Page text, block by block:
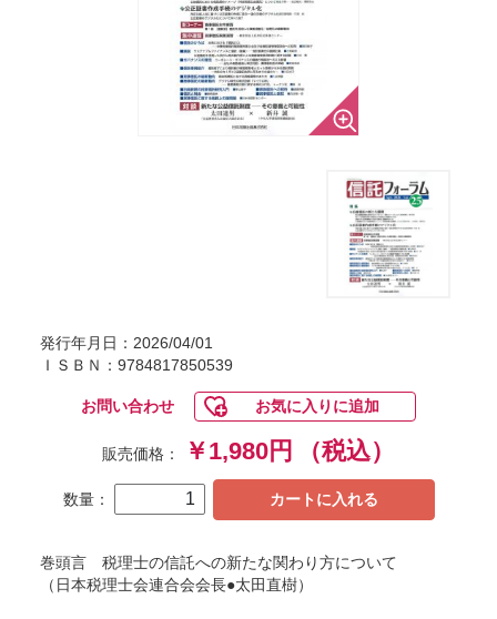
発行年月日：2026/04/01
ＩＳＢＮ：9784817850539
お問い合わせ お気に入りに追加
販売価格： ￥1,980円 （税込）
数量： カートに入れる
巻頭言 税理士の信託への新たな関わり方について
（日本税理士会連合会会長●太田直樹）